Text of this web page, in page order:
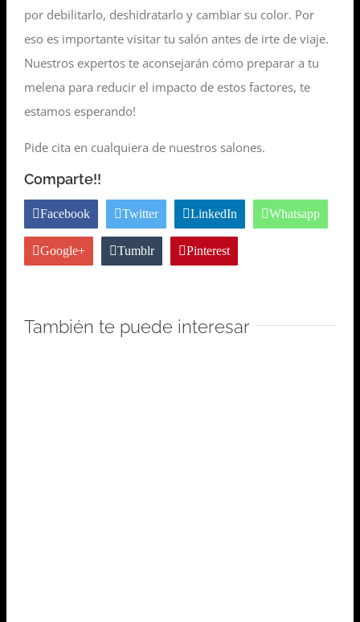
por debilitarlo, deshidratarlo y cambiar su color. Por
eso es importante visitar tu salón antes de irte de viaje.
Nuestros expertos te aconsejarán cómo preparar a tu
melena para reducir el impacto de estos factores, te
estamos esperando!
Pide cita en cualquiera de nuestros salones.
Comparte!!
Facebook Twitter LinkedIn Whatsapp
Google+ Tumblr Pinterest
También te puede interesar